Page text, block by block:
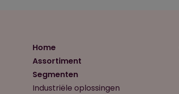
Home
Assortiment
Segmenten
Industriële oplossingen